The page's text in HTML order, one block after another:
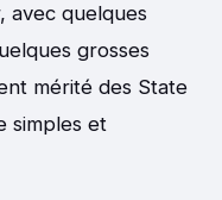
avec quelques
grosses
mérité des State
simples et